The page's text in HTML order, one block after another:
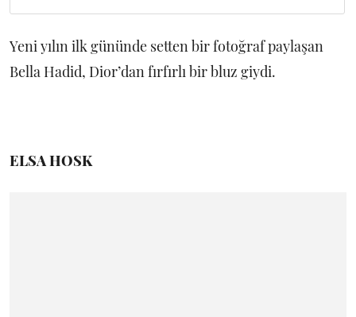
Yeni yılın ilk gününde setten bir fotoğraf paylaşan
Bella Hadid, Dior’dan fırfırlı bir bluz giydi.
ELSA HOSK